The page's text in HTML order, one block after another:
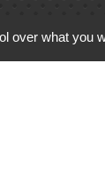
over what you